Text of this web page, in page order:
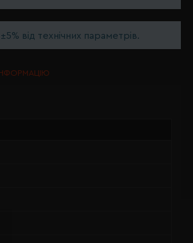
від технічних параметрів.